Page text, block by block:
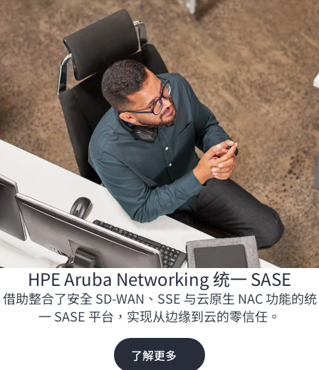
HPE Aruba Networking 统一 SASE
借助整合了安全SD-WAN 、SSE 与云原生 NAC 功能的统
一 SASE 平台，实现从边缘到云的零信任。
了解更多